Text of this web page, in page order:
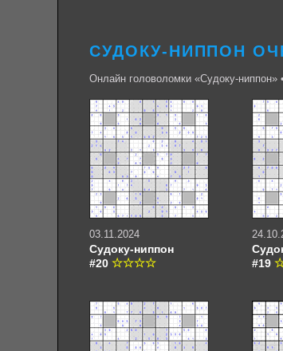
СУДОКУ-НИППОН
Онлайн головоломки «Судоку-ниппон»
03.11.2024
Судоку-ниппон
#20
#19